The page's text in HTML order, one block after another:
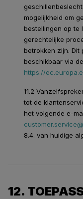
mogelijkheid om
bestellingen op te
gerechtelijke
betrokken zijn.
beschikbaar via
https://
11.2
tot de
het volgende e-
8.4. van huidige
12.